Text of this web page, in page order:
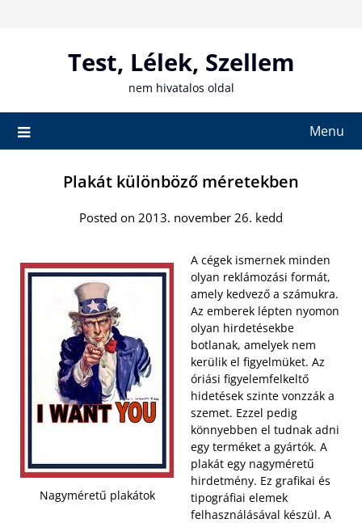
Test, Lélek, Szellem
nem hivatalos oldal
Menu
Plakát különböző méretekben
Posted on 2013. november 26. kedd
Nagyméretű plakátok
A cégek ismernek minden
olyan reklámozási formát,
amely kedvező a számukra.
Az emberek lépten nyomon
olyan hirdetésekbe
botlanak, amelyek nem
kerülik el figyelmüket. Az
óriási figyelemfelkeltő
hidetések szinte vonzzák a
szemet. Ezzel pedig
könnyebben el tudnak adni
egy terméket a gyártók. A
plakát egy nagyméretű
hirdetmény. Ez grafikai és
tipográfiai elemek
felhasználásával készül. A